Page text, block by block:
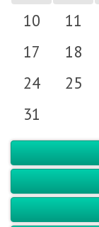
10
11
17
18
24
25
31